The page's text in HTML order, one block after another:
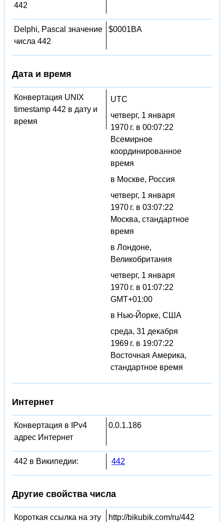
442
Delphi, Pascal значение
числа 442
$0001BA
Дата и время
Конвертация UNIX
timestamp 442 в дату и
время
UTC
четверг, 1 января
1970 г. в 00:07:22
Всемирное
координированное
время
в Москве, Россия
четверг, 1 января
1970 г. в 03:07:22
Москва, стандартное
время
в Лондоне,
Великобритания
четверг, 1 января
1970 г. в 01:07:22
GMT+01:00
в Нью-Йорке, США
среда, 31 декабря
1969 г. в 19:07:22
Восточная Америка,
стандартное время
Интернет
Конвертация в IPv4
адрес Интернет
0.0.1.186
442 в Википедии: 442
Другие свойства числа
Короткая ссылка на эту
http://bikubik.com/ru/442